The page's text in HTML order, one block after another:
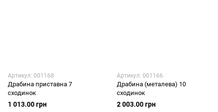
Артикул: 001168
Драбина приставна 7
сходинок
1 013.00 грн
Артикул: 001166
Драбина (металева) 10
сходинок
2 003.00 грн